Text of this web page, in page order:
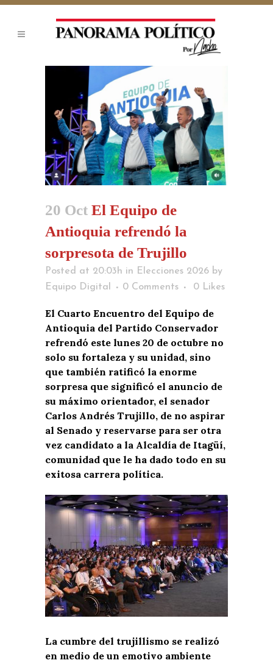
20 Oct El Equipo de
Antioquia refrendó la
sorpresota de Trujillo
Posted at 20:03h in Elecciones 2026 by
Equipo Digital
0 Comments 0 Likes
El Cuarto Encuentro del Equipo de
Antioquia del Partido Conservador
refrendó este lunes 20 de octubre no
solo su fortaleza y su unidad, sino
que también ratificó la enorme
sorpresa que significó el anuncio de
su máximo orientador, el senador
Carlos Andrés Trujillo, de no aspirar
al Senado y reservarse para ser otra
vez candidato a la Alcaldía de Itagüí,
comunidad que le ha dado todo en su
exitosa carrera política.
La cumbre del trujillismo se realizó
en medio de un emotivo ambiente